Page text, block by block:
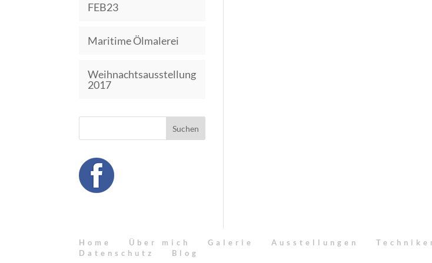
FEB23
Maritime Ölmalerei
Weihnachtsausstellung
2017
Home Über mich Galerie Ausstellungen
Datenschutz
Blog